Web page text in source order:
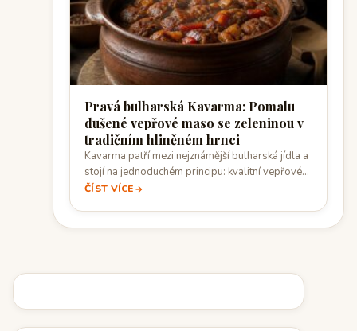
Pravá bulharská Kavarma: Pomalu
dušené vepřové maso se zeleninou v
tradičním hliněném hrnci
Kavarma patří mezi nejznámější bulharská jídla a
stojí na jednoduchém principu: kvalitní vepřové
maso,…
ČÍST VÍCE